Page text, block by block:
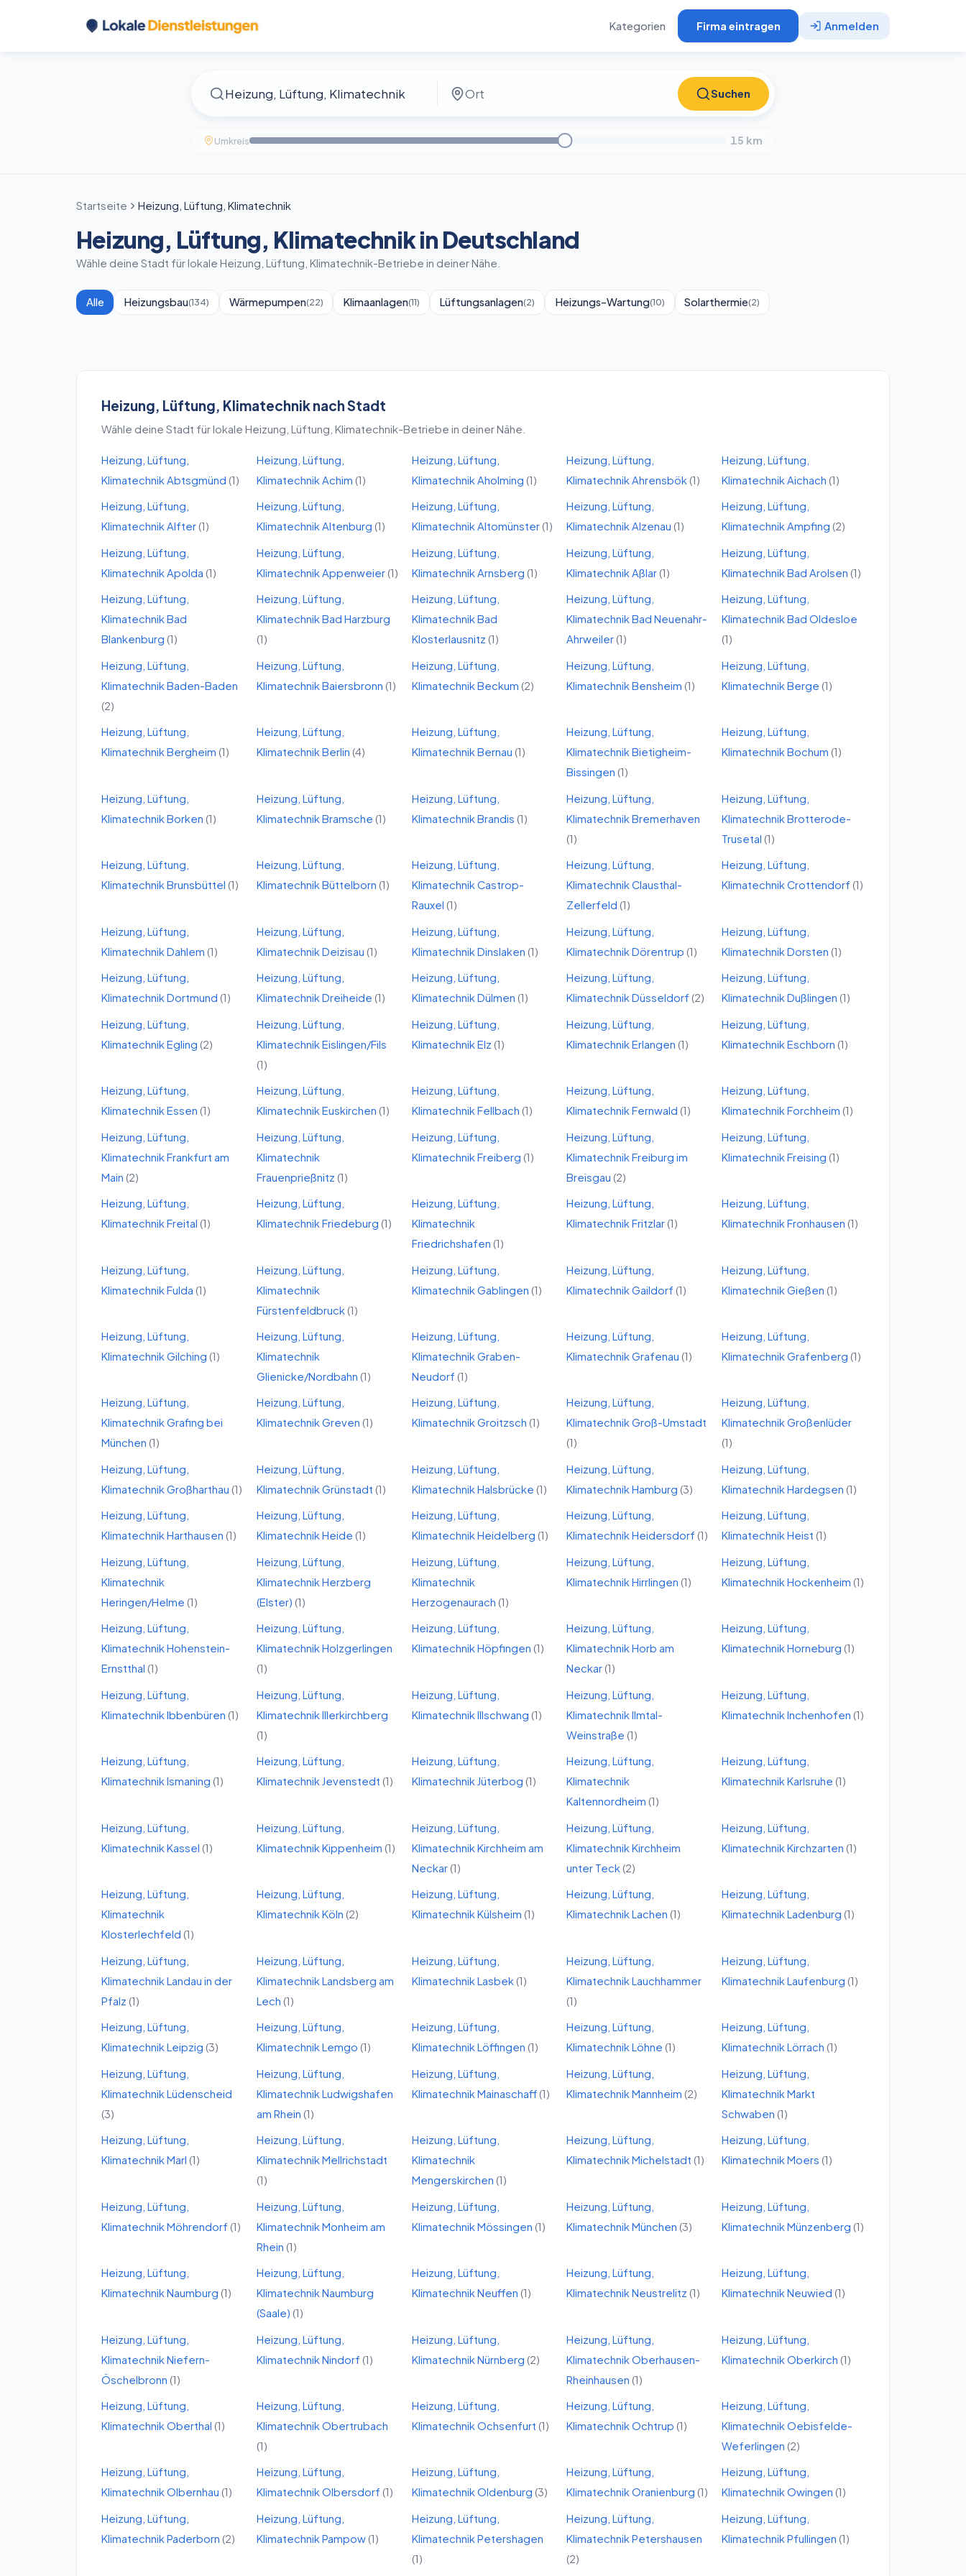
Kategorien Firma eintragen Anmelden
Suchen
Umkreis 15 km
Startseite Heizung, Lüftung, Klimatechnik
Heizung, Lüftung, Klimatechnik in Deutschland
Wähle deine Stadt für lokale Heizung, Lüftung, Klimatechnik-Betriebe in deiner Nähe.
Alle Heizungsbau(134) Wärmepumpen(22) Klimaanlagen(11) Lüftungsanlagen(2) Heizungs-Wartung(10) Solarthermie(2)
Heizung, Lüftung, Klimatechniknach Stadt
Wähle deine Stadt für lokale Heizung, Lüftung, Klimatechnik-Betriebe in deiner Nähe.
Heizung, Lüftung,
Klimatechnik Abtsgmünd (1)
Heizung, Lüftung,
Klimatechnik Achim (1)
Heizung, Lüftung,
Klimatechnik Aholming (1)
Heizung, Lüftung,
Klimatechnik Ahrensbök (1)
Heizung, Lüftung,
Klimatechnik Aichach (1)
Heizung, Lüftung,
Klimatechnik Alfter(1)
Heizung, Lüftung,
Klimatechnik Altenburg (1)
Heizung, Lüftung,
Klimatechnik Altomünster(1)
Heizung, Lüftung,
Klimatechnik Alzenau (1)
Heizung, Lüftung,
Klimatechnik Ampfing (2)
Heizung, Lüftung,
Klimatechnik Apolda (1)
Heizung, Lüftung,
Klimatechnik Appenweier(1)
Heizung, Lüftung,
Klimatechnik Arnsberg (1)
Heizung, Lüftung,
Klimatechnik Aßlar(1)
Heizung, Lüftung,
Klimatechnik Bad Arolsen (1)
Heizung, Lüftung,
Klimatechnik Bad
Blankenburg (1)
Heizung, Lüftung,
Klimatechnik Bad Harzburg
(1)
Heizung, Lüftung,
Klimatechnik Bad
Klosterlausnitz (1)
Heizung, Lüftung,
Klimatechnik Bad Neuenahr-
Ahrweiler(1)
Heizung, Lüftung,
Klimatechnik Bad Oldesloe
(1)
Heizung, Lüftung,
Klimatechnik Baden-Baden
(2)
Heizung, Lüftung,
Klimatechnik Baiersbronn (1)
Heizung, Lüftung,
Klimatechnik Beckum (2)
Heizung, Lüftung,
Klimatechnik Bensheim (1)
Heizung, Lüftung,
Klimatechnik Berge (1)
Heizung, Lüftung,
Klimatechnik Bergheim (1)
Heizung, Lüftung,
Klimatechnik Berlin (4)
Heizung, Lüftung,
Klimatechnik Bernau (1)
Heizung, Lüftung,
Klimatechnik Bietigheim-
Bissingen (1)
Heizung, Lüftung,
Klimatechnik Bochum (1)
Heizung, Lüftung,
Klimatechnik Borken (1)
Heizung, Lüftung,
Klimatechnik Bramsche (1)
Heizung, Lüftung,
Klimatechnik Brandis (1)
Heizung, Lüftung,
Klimatechnik Bremerhaven
(1)
Heizung, Lüftung,
Klimatechnik Brotterode-
Trusetal (1)
Heizung, Lüftung,
Klimatechnik Brunsbüttel (1)
Heizung, Lüftung,
Klimatechnik Büttelborn (1)
Heizung, Lüftung,
Klimatechnik Castrop-
Rauxel (1)
Heizung, Lüftung,
Klimatechnik Clausthal-
Zellerfeld (1)
Heizung, Lüftung,
Klimatechnik Crottendorf (1)
Heizung, Lüftung,
Klimatechnik Dahlem (1)
Heizung, Lüftung,
Klimatechnik Deizisau (1)
Heizung, Lüftung,
Klimatechnik Dinslaken (1)
Heizung, Lüftung,
Klimatechnik Dörentrup (1)
Heizung, Lüftung,
Klimatechnik Dorsten (1)
Heizung, Lüftung,
Klimatechnik Dortmund (1)
Heizung, Lüftung,
Klimatechnik Dreiheide (1)
Heizung, Lüftung,
Klimatechnik Dülmen (1)
Heizung, Lüftung,
Klimatechnik Düsseldorf (2)
Heizung, Lüftung,
Klimatechnik Dußlingen (1)
Heizung, Lüftung,
Klimatechnik Egling (2)
Heizung, Lüftung,
Klimatechnik Eislingen/Fils
(1)
Heizung, Lüftung,
Klimatechnik Elz (1)
Heizung, Lüftung,
Klimatechnik Erlangen (1)
Heizung, Lüftung,
Klimatechnik Eschborn (1)
Heizung, Lüftung,
Klimatechnik Essen (1)
Heizung, Lüftung,
Klimatechnik Euskirchen (1)
Heizung, Lüftung,
Klimatechnik Fellbach (1)
Heizung, Lüftung,
Klimatechnik Fernwald (1)
Heizung, Lüftung,
Klimatechnik Forchheim (1)
Heizung, Lüftung,
Klimatechnik Frankfurt am
Main (2)
Heizung, Lüftung,
Klimatechnik
Frauenprießnitz (1)
Heizung, Lüftung,
Klimatechnik Freiberg (1)
Heizung, Lüftung,
Klimatechnik Freiburg im
Breisgau (2)
Heizung, Lüftung,
Klimatechnik Freising (1)
Heizung, Lüftung,
Klimatechnik Freital (1)
Heizung, Lüftung,
Klimatechnik Friedeburg (1)
Heizung, Lüftung,
Klimatechnik
Friedrichshafen (1)
Heizung, Lüftung,
Klimatechnik Fritzlar(1)
Heizung, Lüftung,
Klimatechnik Fronhausen (1)
Heizung, Lüftung,
Klimatechnik Fulda (1)
Heizung, Lüftung,
Klimatechnik
Fürstenfeldbruck (1)
Heizung, Lüftung,
Klimatechnik Gablingen (1)
Heizung, Lüftung,
Klimatechnik Gaildorf (1)
Heizung, Lüftung,
Klimatechnik Gießen (1)
Heizung, Lüftung,
Klimatechnik Gilching (1)
Heizung, Lüftung,
Klimatechnik
Glienicke/Nordbahn (1)
Heizung, Lüftung,
Klimatechnik Graben-
Neudorf (1)
Heizung, Lüftung,
Klimatechnik Grafenau (1)
Heizung, Lüftung,
Klimatechnik Grafenberg (1)
Heizung, Lüftung,
Klimatechnik Grafing bei
München (1)
Heizung, Lüftung,
Klimatechnik Greven (1)
Heizung, Lüftung,
Klimatechnik Groitzsch (1)
Heizung, Lüftung,
Klimatechnik Groß-Umstadt
(1)
Heizung, Lüftung,
Klimatechnik Großenlüder
(1)
Heizung, Lüftung,
Klimatechnik Großharthau (1)
Heizung, Lüftung,
Klimatechnik Grünstadt (1)
Heizung, Lüftung,
Klimatechnik Halsbrücke (1)
Heizung, Lüftung,
Klimatechnik Hamburg (3)
Heizung, Lüftung,
Klimatechnik Hardegsen (1)
Heizung, Lüftung,
Klimatechnik Harthausen (1)
Heizung, Lüftung,
Klimatechnik Heide (1)
Heizung, Lüftung,
Klimatechnik Heidelberg (1)
Heizung, Lüftung,
Klimatechnik Heidersdorf (1)
Heizung, Lüftung,
Klimatechnik Heist (1)
Heizung, Lüftung,
Klimatechnik
Heringen/Helme (1)
Heizung, Lüftung,
Klimatechnik Herzberg
(Elster) (1)
Heizung, Lüftung,
Klimatechnik
Herzogenaurach (1)
Heizung, Lüftung,
Klimatechnik Hirrlingen (1)
Heizung, Lüftung,
Klimatechnik Hockenheim (1)
Heizung, Lüftung,
Klimatechnik Hohenstein-
Ernstthal (1)
Heizung, Lüftung,
Klimatechnik Holzgerlingen
(1)
Heizung, Lüftung,
Klimatechnik Höpfingen (1)
Heizung, Lüftung,
Klimatechnik Horb am
Neckar(1)
Heizung, Lüftung,
Klimatechnik Horneburg (1)
Heizung, Lüftung,
Klimatechnik Ibbenbüren (1)
Heizung, Lüftung,
Klimatechnik Illerkirchberg
(1)
Heizung, Lüftung,
Klimatechnik Illschwang (1)
Heizung, Lüftung,
Klimatechnik Ilmtal-
Weinstraße (1)
Heizung, Lüftung,
Klimatechnik Inchenhofen (1)
Heizung, Lüftung,
Klimatechnik Ismaning (1)
Heizung, Lüftung,
Klimatechnik Jevenstedt (1)
Heizung, Lüftung,
Klimatechnik Jüterbog (1)
Heizung, Lüftung,
Klimatechnik
Kaltennordheim (1)
Heizung, Lüftung,
Klimatechnik Karlsruhe (1)
Heizung, Lüftung,
Klimatechnik Kassel (1)
Heizung, Lüftung,
Klimatechnik Kippenheim (1)
Heizung, Lüftung,
Klimatechnik Kirchheim am
Neckar(1)
Heizung, Lüftung,
Klimatechnik Kirchheim
unter Teck (2)
Heizung, Lüftung,
Klimatechnik Kirchzarten (1)
Heizung, Lüftung,
Klimatechnik
Klosterlechfeld (1)
Heizung, Lüftung,
Klimatechnik Köln (2)
Heizung, Lüftung,
Klimatechnik Külsheim (1)
Heizung, Lüftung,
Klimatechnik Lachen (1)
Heizung, Lüftung,
Klimatechnik Ladenburg (1)
Heizung, Lüftung,
Klimatechnik Landau in der
Pfalz (1)
Heizung, Lüftung,
Klimatechnik Landsberg am
Lech (1)
Heizung, Lüftung,
Klimatechnik Lasbek (1)
Heizung, Lüftung,
Klimatechnik Lauchhammer
(1)
Heizung, Lüftung,
Klimatechnik Laufenburg (1)
Heizung, Lüftung,
Klimatechnik Leipzig (3)
Heizung, Lüftung,
Klimatechnik Lemgo (1)
Heizung, Lüftung,
Klimatechnik Löffingen (1)
Heizung, Lüftung,
Klimatechnik Löhne (1)
Heizung, Lüftung,
Klimatechnik Lörrach (1)
Heizung, Lüftung,
Klimatechnik Lüdenscheid
(3)
Heizung, Lüftung,
Klimatechnik Ludwigshafen
am Rhein (1)
Heizung, Lüftung,
Klimatechnik Mainaschaff(1)
Heizung, Lüftung,
Klimatechnik Mannheim (2)
Heizung, Lüftung,
Klimatechnik Markt
Schwaben (1)
Heizung, Lüftung,
Klimatechnik Marl (1)
Heizung, Lüftung,
Klimatechnik Mellrichstadt
(1)
Heizung, Lüftung,
Klimatechnik
Mengerskirchen (1)
Heizung, Lüftung,
Klimatechnik Michelstadt (1)
Heizung, Lüftung,
Klimatechnik Moers (1)
Heizung, Lüftung,
Klimatechnik Möhrendorf (1)
Heizung, Lüftung,
Klimatechnik Monheim am
Rhein (1)
Heizung, Lüftung,
Klimatechnik Mössingen (1)
Heizung, Lüftung,
Klimatechnik München (3)
Heizung, Lüftung,
Klimatechnik Münzenberg (1)
Heizung, Lüftung,
Klimatechnik Naumburg (1)
Heizung, Lüftung,
Klimatechnik Naumburg
(Saale) (1)
Heizung, Lüftung,
Klimatechnik Neuffen (1)
Heizung, Lüftung,
Klimatechnik Neustrelitz (1)
Heizung, Lüftung,
Klimatechnik Neuwied (1)
Heizung, Lüftung,
Klimatechnik Niefern-
Öschelbronn (1)
Heizung, Lüftung,
Klimatechnik Nindorf (1)
Heizung, Lüftung,
Klimatechnik Nürnberg (2)
Heizung, Lüftung,
Klimatechnik Oberhausen-
Rheinhausen (1)
Heizung, Lüftung,
Klimatechnik Oberkirch (1)
Heizung, Lüftung,
Klimatechnik Oberthal (1)
Heizung, Lüftung,
Klimatechnik Obertrubach
(1)
Heizung, Lüftung,
Klimatechnik Ochsenfurt (1)
Heizung, Lüftung,
Klimatechnik Ochtrup (1)
Heizung, Lüftung,
Klimatechnik Oebisfelde-
Weferlingen (2)
Heizung, Lüftung,
Klimatechnik Olbernhau (1)
Heizung, Lüftung,
Klimatechnik Olbersdorf (1)
Heizung, Lüftung,
Klimatechnik Oldenburg (3)
Heizung, Lüftung,
Klimatechnik Oranienburg (1)
Heizung, Lüftung,
Klimatechnik Owingen (1)
Heizung, Lüftung,
Klimatechnik Paderborn (2)
Heizung, Lüftung,
Klimatechnik Pampow(1)
Heizung, Lüftung,
Klimatechnik Petershagen
(1)
Heizung, Lüftung,
Klimatechnik Petershausen
(2)
Heizung, Lüftung,
Klimatechnik Pfullingen (1)